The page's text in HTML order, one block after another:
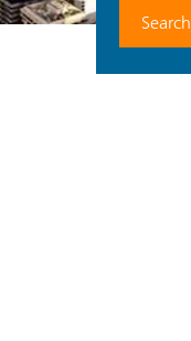
Search